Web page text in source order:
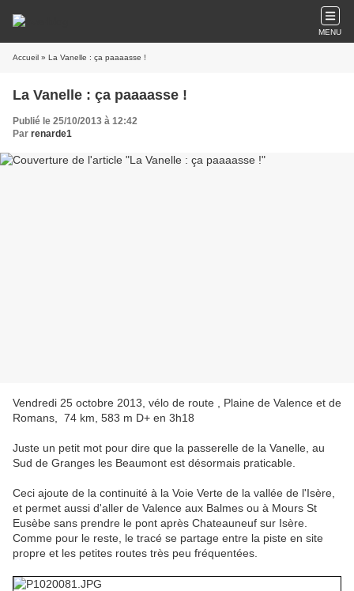
MENU
Accueil » La Vanelle : ça paaaasse !
La Vanelle : ça paaaasse !
Publié le 25/10/2013 à 12:42
Par renarde1
Vendredi 25 octobre 2013, vélo de route , Plaine de Valence et de
Romans, 74 km, 583 m D+ en 3h18
Juste un petit mot pour dire que la passerelle de la Vanelle, au
Sud de Granges les Beaumont est désormais praticable.
Ceci ajoute de la continuité à la Voie Verte de la vallée de l'Isère,
et permet aussi d'aller de Valence aux Balmes ou à Mours St
Eusèbe sans prendre le pont après Chateauneuf sur Isère.
Comme pour le reste, le tracé se partage entre la piste en site
propre et les petites routes très peu fréquentées.